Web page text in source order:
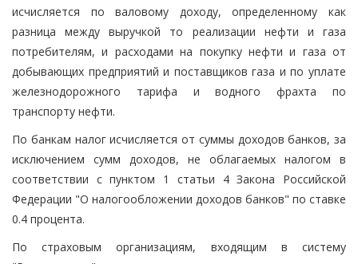
исчисляется по валовому доходу, определенному как
разница между выручкой то реализации нефти и газа
потребителям, и расходами на покупку нефти и газа от
добывающих предприятий и поставщиков газа и по уплате
железнодорожного тарифа и водного фрахта по
транспорту нефти.
По банкам налог исчисляется от суммы доходов банков, за
исключением сумм доходов, не облагаемых налогом в
соответствии с пунктом 1 статьи 4 Закона Российской
Федерации "О налогообложении доходов банков" по ставке
0.4 процента.
По страховым организациям, входящим в систему